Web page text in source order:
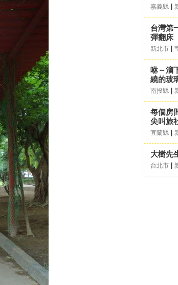
嘉義縣
台灣第
彈翻床
新北市
咻～溜
繞的玻
南投縣
每個房
尖叫旅
宜蘭縣
大樹先
台北市